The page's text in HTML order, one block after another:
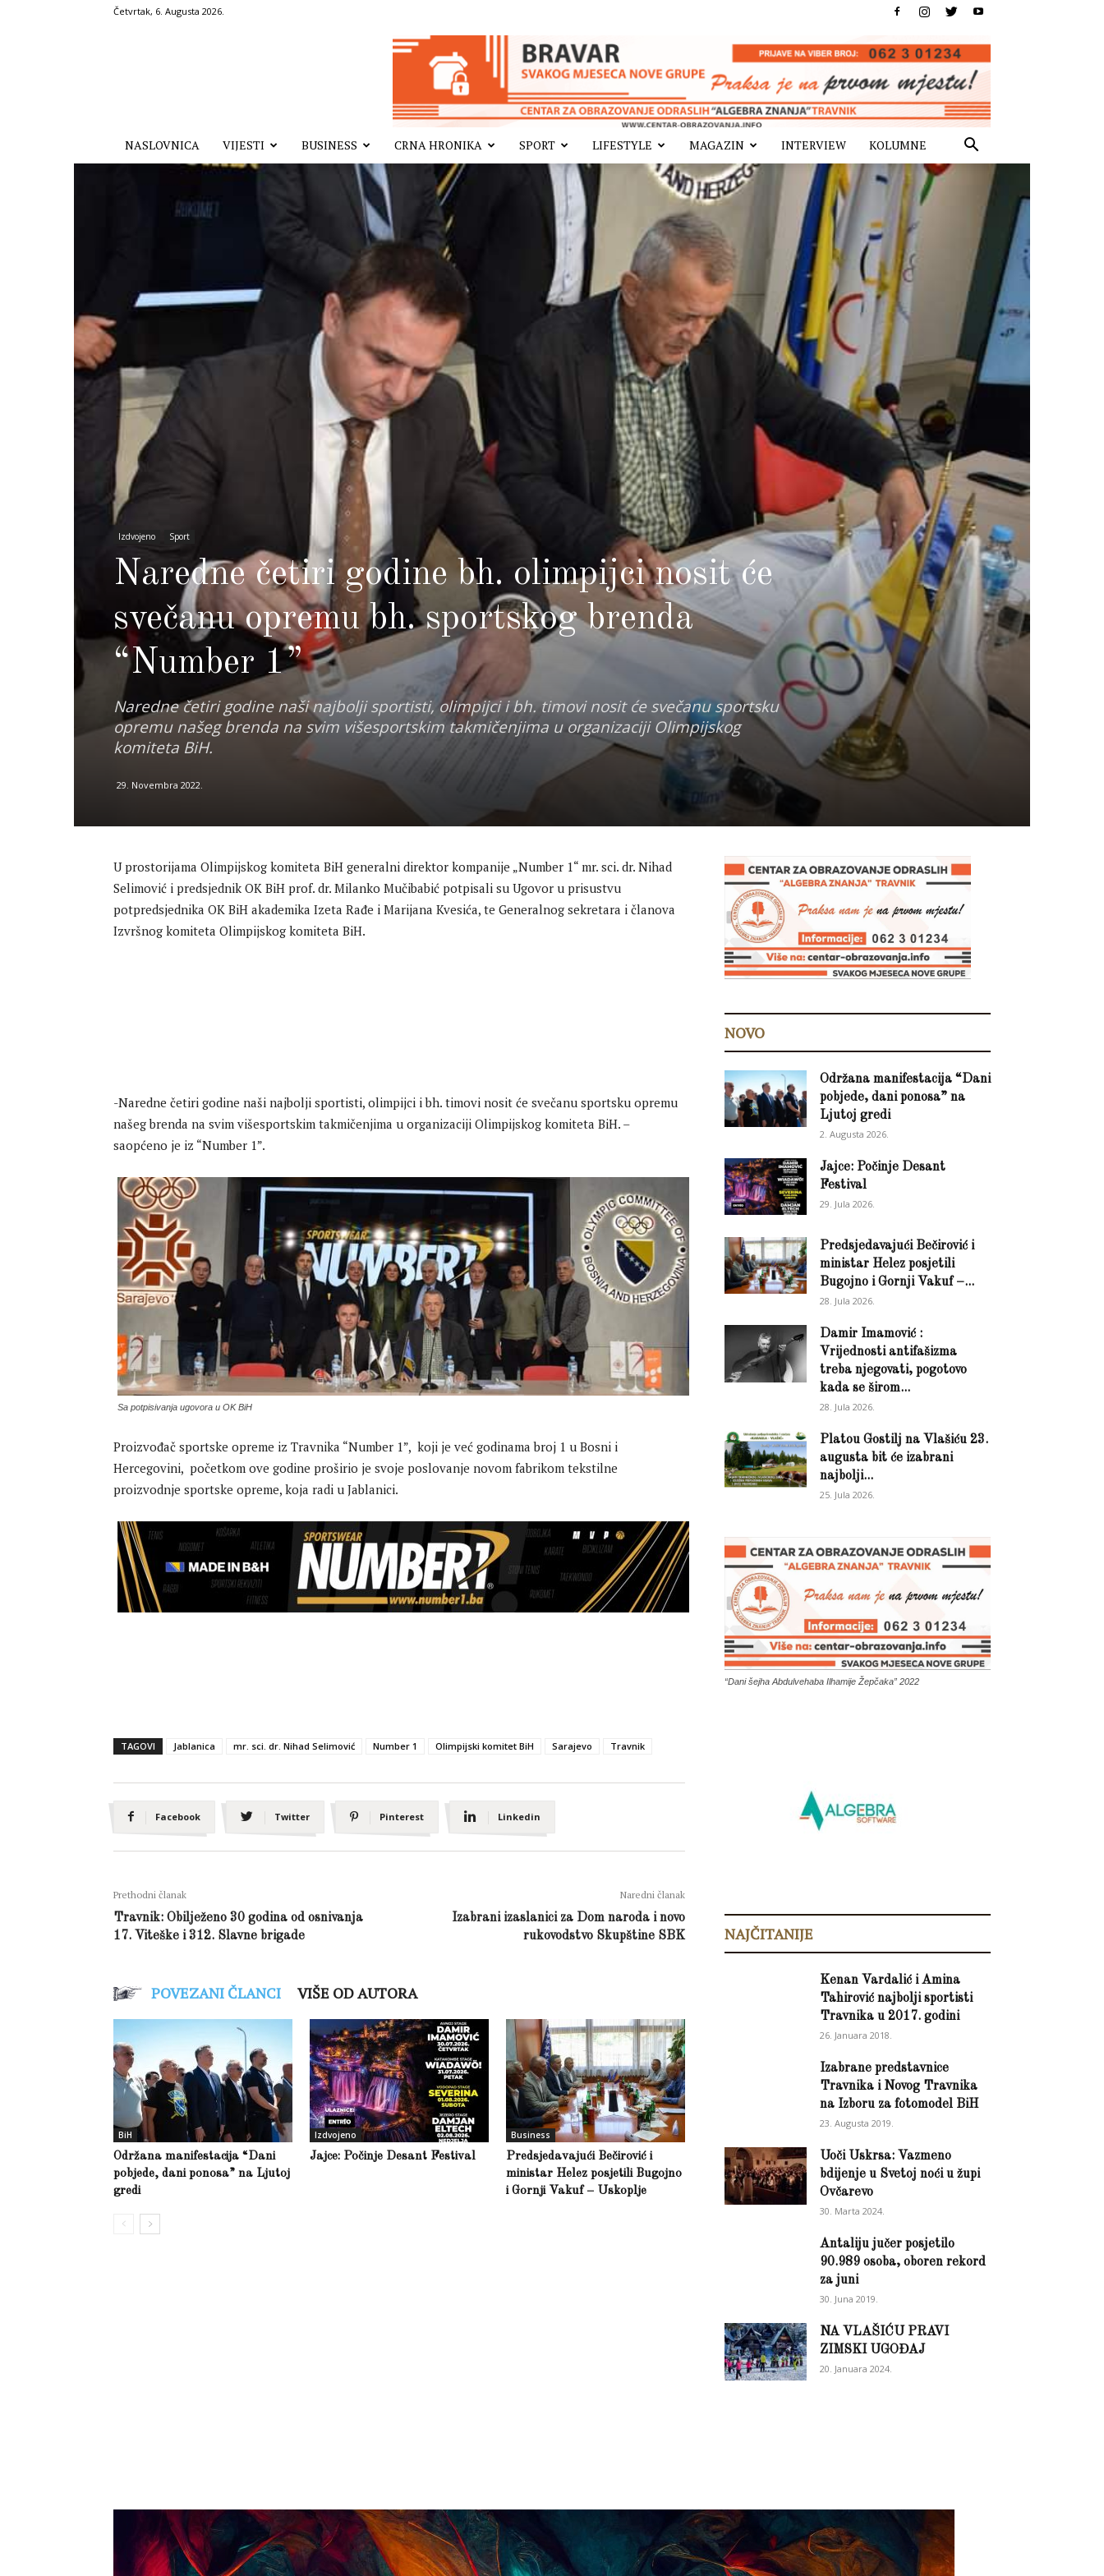
Četvrtak, 6. Augusta 2026.
NASLOVNICA VIJESTI BUSINESS CRNA HRONIKA SPORT LIFESTYLE MAGAZIN INTERVIEW KOLUMNE
Izdvojeno Sport
Naredne četiri godine bh. olimpijci nosit će
svečanu opremu bh. sportskog brenda
“Number 1”
Naredne četiri godine naši najbolji sportisti, olimpijci i bh. timovi nosit će svečanu sportsku
opremu našeg brenda na svim višesportskim takmičenjima u organizaciji Olimpijskog
komiteta BiH.
29. Novembra 2022.
U prostorijama Olimpijskog komiteta BiH generalni direktor kompanije „Number 1“ mr. sci. dr. Nihad
Selimović i predsjednik OK BiH prof. dr. Milanko Mučibabić potpisali su Ugovor u prisustvu
potpredsjednika OK BiH akademika Izeta Rađe i Marijana Kvesića, te Generalnog sekretara i članova
Izvršnog komiteta Olimpijskog komiteta BiH.
-Naredne četiri godine naši najbolji sportisti, olimpijci i bh. timovi nosit će svečanu sportsku opremu
našeg brenda na svim višesportskim takmičenjima u organizaciji Olimpijskog komiteta BiH. –
saopćeno je iz “Number 1”.
Sa potpisivanja ugovora u OK BiH
Proizvođač sportske opreme iz Travnika “Number 1”, koji je već godinama broj 1 u Bosni i
Hercegovini, početkom ove godine proširio je svoje poslovanje novom fabrikom tekstilne
proizvodnje sportske opreme, koja radi u Jablanici.
TAGOVI Jablanica mr. sci. dr. Nihad Selimović Number 1 Olimpijski komitet BiH Sarajevo Travnik
Facebook Twitter Pinterest Linkedin
Prethodni članak
Travnik: Obilježeno 30 godina od osnivanja
17. Viteške i 312. Slavne brigade
Naredni članak
Izabrani izaslanici za Dom naroda i novo
rukovodstvo Skupštine SBK
POVEZANI ČLANCI VIŠE OD AUTORA
BiH
Održana manifestacija “Dani
pobjede, dani ponosa” na Ljutoj
gredi
Izdvojeno
Jajce: Počinje Desant Festival
Business
Predsjedavajući Bečirović i
ministar Helez posjetili Bugojno
i Gornji Vakuf – Uskoplje
NOVO
Održana manifestacija “Dani
pobjede, dani ponosa” na
Ljutoj gredi
2. Augusta 2026.
Jajce: Počinje Desant
Festival
29. Jula 2026.
Predsjedavajući Bečirović i
ministar Helez posjetili
Bugojno i Gornji Vakuf –...
28. Jula 2026.
Damir Imamović :
Vrijednosti antifašizma
treba njegovati, pogotovo
kada se širom...
28. Jula 2026.
Platou Gostilj na Vlašiću 23.
augusta bit će izabrani
najbolji...
25. Jula 2026.
“Dani šejha Abdulvehaba Ilhamije Žepčaka” 2022
NAJČITANIJE
Kenan Vardalić i Amina
Tahirović najbolji sportisti
Travnika u 2017. godini
26. Januara 2018.
Izabrane predstavnice
Travnika i Novog Travnika
na Izboru za fotomodel BiH
23. Augusta 2019.
Uoči Uskrsa: Vazmeno
bdijenje u Svetoj noći u župi
Ovčarevo
30. Marta 2024.
Antaliju jučer posjetilo
90.989 osoba, oboren rekord
za juni
30. Juna 2019.
NA VLAŠIĆU PRAVI
ZIMSKI UGOĐAJ
20. Januara 2024.